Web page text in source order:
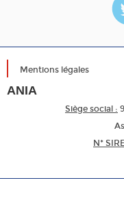
Mentions légales
ANIA
Siège social :
N*